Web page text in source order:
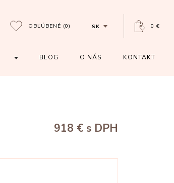
OBĽÚBENÉ (0) SK 0 €
BLOG O NÁS KONTAKT
918 € s DPH